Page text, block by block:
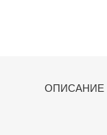
ОПИСАНИЕ